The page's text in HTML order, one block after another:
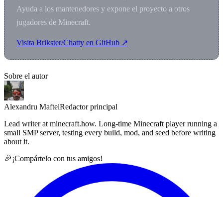
Ayuda a los mantenedores y expone el proyecto a otros
jugadores de Minecraft.
Visita Brikster/Chatty en GitHub ↗
Sobre el autor
Alexandru MafteiRedactor principal
Lead writer at minecraft.how. Long-time Minecraft player running a
small SMP server, testing every build, mod, and seed before writing
about it.
🎉¡Compártelo con tus amigos!